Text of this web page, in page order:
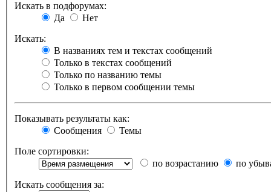
Искать в подфорумах:
Да
Нет
Искать:
В названиях тем и текстах сообщений
Только в текстах сообщений
Только по названию темы
Только в первом сообщении темы
Показывать результаты как:
Сообщения
Темы
Поле сортировки:
по возрастанию
по
Искать сообщения за: